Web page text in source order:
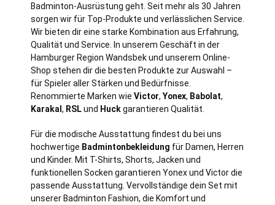
Badminton-Ausrüstung geht. Seit mehr als 30 Jahren
sorgen wir für Top-Produkte und verlässlichen Service.
Wir bieten dir eine starke Kombination aus Erfahrung,
Qualität und Service. In unserem Geschäft in der
Hamburger Region Wandsbek und unserem Online-
Shop stehen dir die besten Produkte zur Auswahl –
für Spieler aller Stärken und Bedürfnisse.
Renommierte Marken wie Victor, Yonex, Babolat,
Karakal , RSLund Huckgarantieren Qualität.
Für die modische Ausstattung findest du bei uns
hochwertige Badmintonbekleidung für Damen, Herren
und Kinder. Mit T-Shirts, Shorts, Jacken und
funktionellen Socken garantieren Yonex und Victor die
passende Ausstattung. Vervollständige dein Set mit
unserer Badminton Fashion, die Komfort und